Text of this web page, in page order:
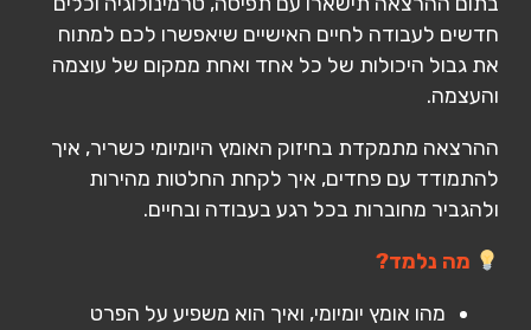
חדשים לעבודה לחיים האישיים שיאפשרו לכם למתוח
את גבול היכולות של כל אחד ואחת ממקום של עוצמה
והעצמה.
ההרצאה מתמקדת בחיזוק האומץ היומיומי כשריר, איך
להתמודד עם פחדים, איך לקחת החלטות מהירות
ולהגביר מחוברות בכל רגע בעבודה ובחיים.
מה נלמד?
מהו אומץ יומיומי, ואיך הוא משפיע על הפרט